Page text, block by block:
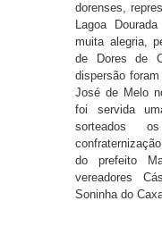
dorenses,
Lagoa
muita alegria,
de Dores de
dispersão
José de Melo
foi servida
sorteados
do prefeito
vereadores
Soninha do